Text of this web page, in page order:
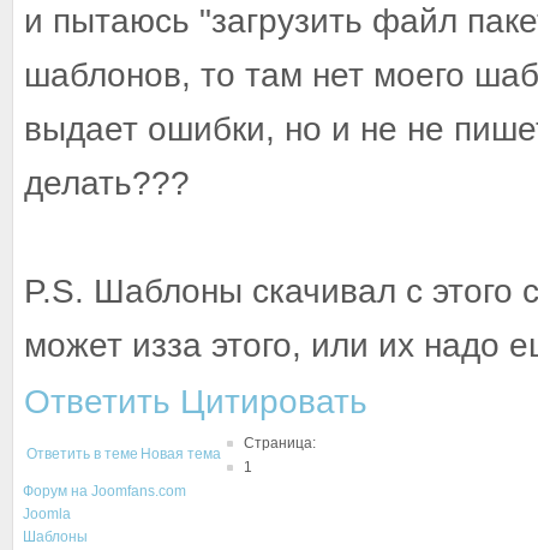
и пытаюсь "загрузить файл
шаблонов, то там нет моего
выдает ошибки, но и не не
делать???
P.S. Шаблоны скачивал с этого
может изза этого, или их надо
Ответить Цитировать
Ответить в теме Новая тема
Страница:
1
Форум на Joomfans.com
Joomla
Шаблоны